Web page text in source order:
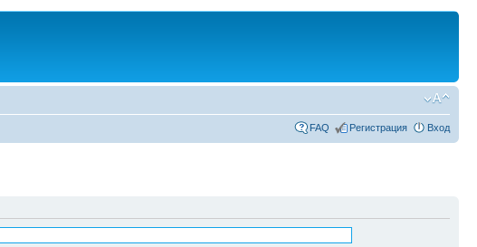
FAQ Регистрация Вход